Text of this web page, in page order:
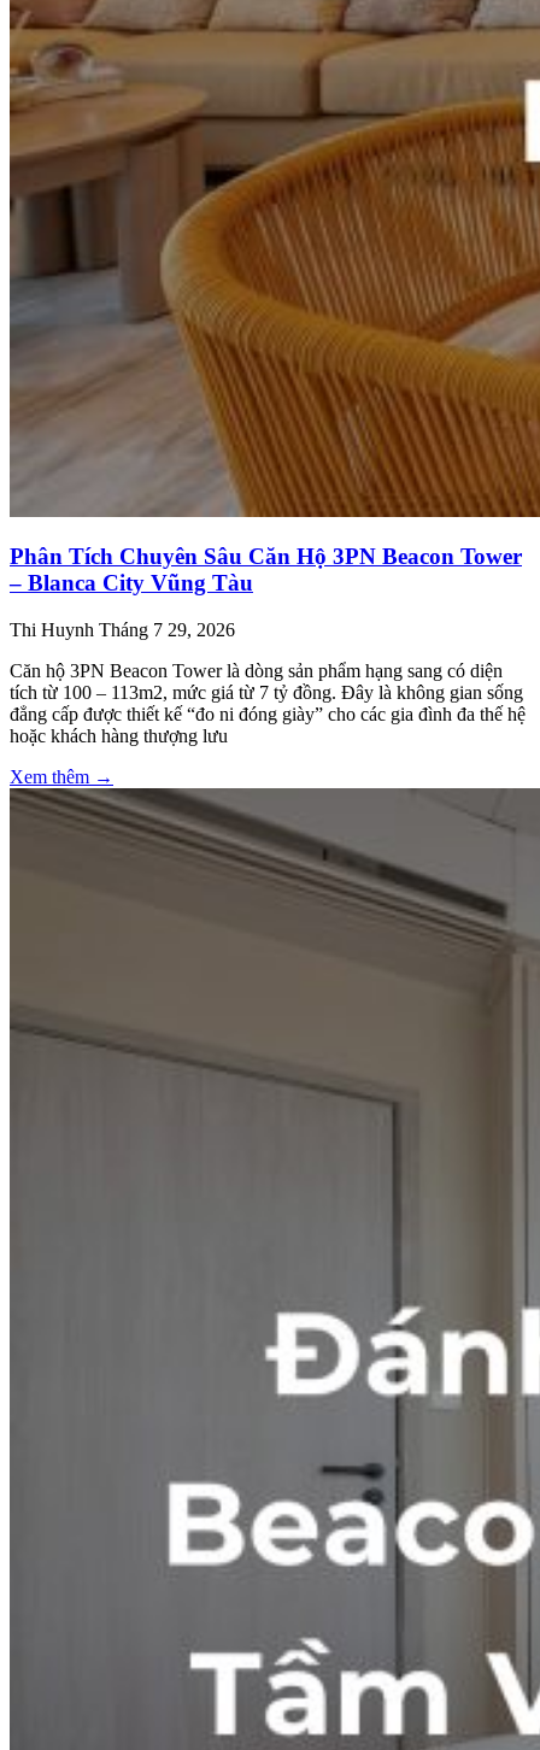
Phân Tích Chuyên Sâu Căn Hộ 3PN Beacon Tower
– Blanca City Vũng Tàu
Thi Huynh Tháng 7 29, 2026
Căn hộ 3PN Beacon Tower là dòng sản phẩm hạng sang có diện
tích từ 100 – 113m2, mức giá từ 7 tỷ đồng. Đây là không gian sống
đẳng cấp được thiết kế “đo ni đóng giày” cho các gia đình đa thế hệ
hoặc khách hàng thượng lưu
Xem thêm →